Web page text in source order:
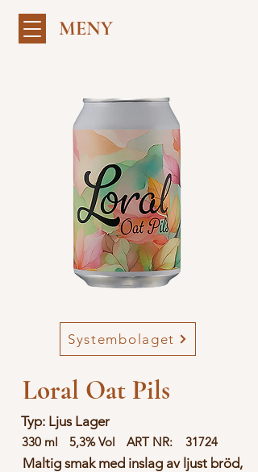
MENY
Loral Oat Pils
Systembolaget
330 ml 5,3% Vol ART NR: 31724
Typ: Ljus Lager
Maltig smak med inslag av ljust bröd,